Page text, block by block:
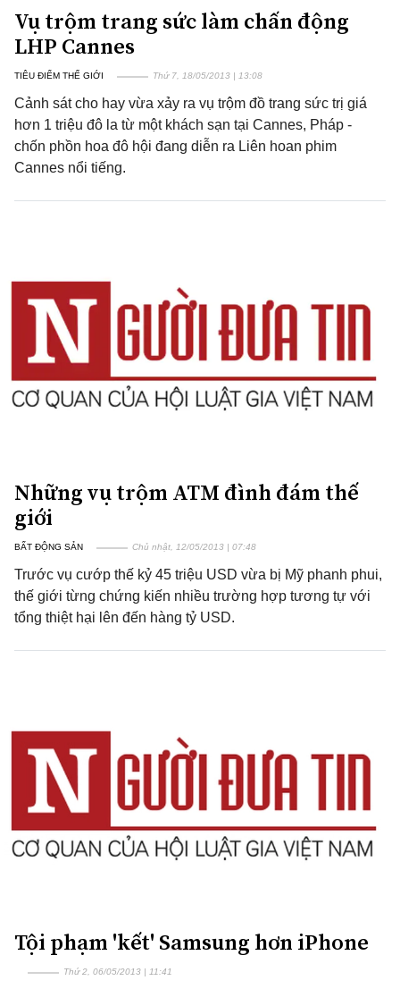
Vụ trộm trang sức làm chấn động
LHP Cannes
TIÊU ĐIỂM THẾ GIỚI Thứ 7, 18/05/2013 | 13:08
Cảnh sát cho hay vừa xảy ra vụ trộm đồ trang sức trị giá
hơn 1 triệu đô la từ một khách sạn tại Cannes, Pháp -
chốn phồn hoa đô hội đang diễn ra Liên hoan phim
Cannes nổi tiếng.
Những vụ trộm ATM đình đám thế
giới
BẤT ĐỘNG SẢN Chủ nhật, 12/05/2013 | 07:48
Trước vụ cướp thế kỷ 45 triệu USD vừa bị Mỹ phanh phui,
thế giới từng chứng kiến nhiều trường hợp tương tự với
tổng thiệt hại lên đến hàng tỷ USD.
Tội phạm 'kết' Samsung hơn iPhone
Thứ 2, 06/05/2013 | 11:41